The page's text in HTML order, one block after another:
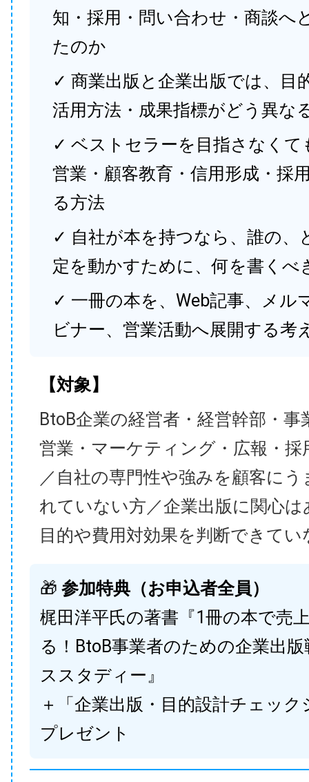
知・採用・問い合わせ・商談へ
たのか
✓ 商業出版と企業出版では、目
活用方法・成果指標がどう異な
✓ ベストセラーを目指さなくて
営業・顧客教育・信用形成・採
る方法
✓ 自社が本を持つなら、誰の、
定を動かすために、何を書くべ
✓ 一冊の本を、Web記事、メル
ビナー、営業活動へ展開する考
【対象】
BtoB企業の経営者・経営幹部・事
営業・マーケティング・広報・採
／自社の専門性や強みを顧客に
れていない方／企業出版に関心
目的や費用対効果を判断できてい
🎁 参加特典（お申込者全員）
梶田洋平氏の著書『1冊の本で売
る！BtoB事業者のための企業出
ススタディー』
＋「企業出版・目的設計チェック
プレゼント